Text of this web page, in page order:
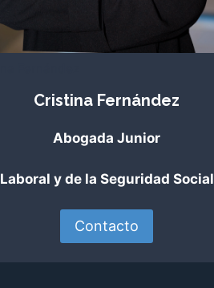
Cristina Fernández
Abogada Junior
Laboral y de la Seguridad Social​
Contacto